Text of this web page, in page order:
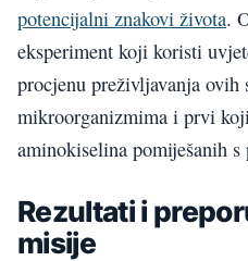
potencijalni znakovi života.
eksperiment koji koristi
procjenu preživljavanja ovih
mikroorganizmima i prvi
aminokiselina pomiješanih s
Rezultati i
misije